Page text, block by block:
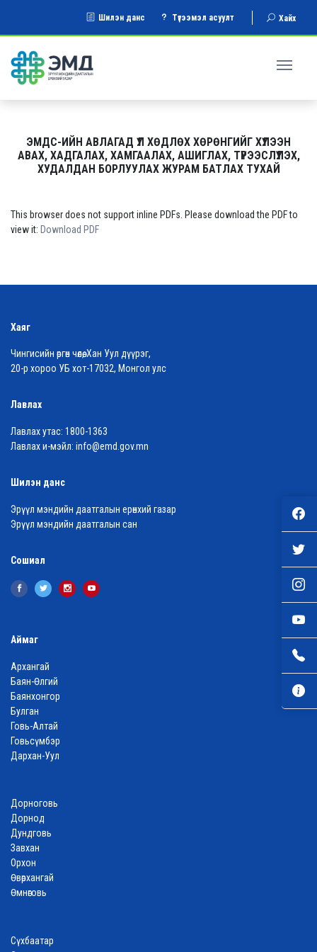
Шилэн данс Түгээмэл асуулт Хайх
ЭМДС-ИЙН АВЛАГАД ҮЛ ХӨДЛӨХ ХӨРӨНГИЙГ ХҮЛЭЭН
АВАХ, ХАДГАЛАХ, ХАМГААЛАХ, АШИГЛАХ, ТҮРЭЭСЛҮҮЛЭХ,
ХУДАЛДАН БОРЛУУЛАХ ЖУРАМ БАТЛАХ ТУХАЙ
This browser does not support inline PDFs. Please download the PDF to
view it: Download PDF
Хаяг
Чингисийн өргөн чөлөө, Хан Уул дүүрэг,
20-р хороо УБ хот-17032, Монгол улс
Лавлах
Лавлах утас: 1800-1363
Лавлах и-мэйл: info@emd.gov.mn
Шилэн данс
Эрүүл мэндийн даатгалын ерөнхий газар
Эрүүл мэндийн даатгалын сан
Сошиал
Аймаг
Архангай
Баян-Өлгий
Баянхонгор
Булган
Говь-Алтай
Говьсүмбэр
Дархан-Уул
Дорноговь
Дорнод
Дундговь
Завхан
Орхон
Өвөрхангай
Өмнөговь
Сүхбаатар